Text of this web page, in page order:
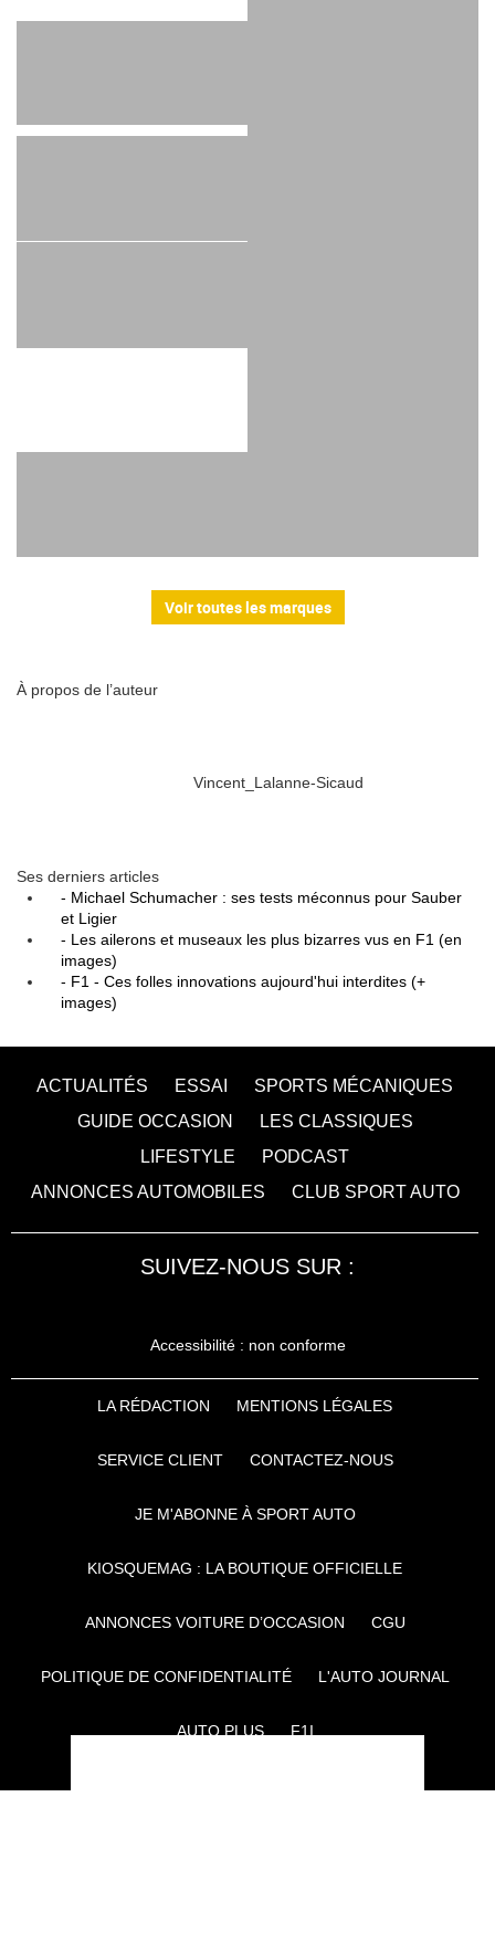
Voir toutes les marques
À propos de l’auteur
Vincent_Lalanne-Sicaud
Ses derniers articles
- Michael Schumacher : ses tests méconnus pour Sauber
et Ligier
- Les ailerons et museaux les plus bizarres vus en F1 (en
images)
- F1 - Ces folles innovations aujourd'hui interdites (+
images)
ACTUALITÉS ESSAI
SPORTS MÉCANIQUES
GUIDE OCCASION
LES CLASSIQUES
LIFESTYLE
PODCAST
ANNONCES AUTOMOBILES
CLUB SPORT AUTO
SUIVEZ-NOUS SUR :
Accessibilité : non conforme
LA RÉDACTION MENTIONS LÉGALES
SERVICE CLIENT CONTACTEZ-NOUS
JE M'ABONNE À SPORT AUTO
KIOSQUEMAG : LA BOUTIQUE OFFICIELLE
ANNONCES VOITURE D’OCCASION CGU
POLITIQUE DE CONFIDENTIALITÉ L'AUTO JOURNAL
AUTO PLUS F1I